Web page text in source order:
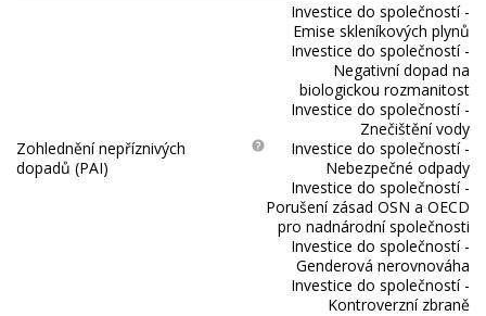
Zohlednění nepříznivých
dopadů (PAI)
Investice do společností -
Emise skleníkových plynů
Investice do společností -
Negativní dopad na
biologickou rozmanitost
Investice do společností -
Znečištění vody
Investice do společností -
Nebezpečné odpady
Investice do společností -
Porušení zásad OSN a OECD
pro nadnárodní společnosti
Investice do společností -
Genderová nerovnováha
Investice do společností -
Kontroverzní zbraně